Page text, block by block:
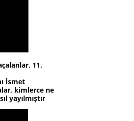
11.
İsmet
kimlerce ne
yayılmıştır